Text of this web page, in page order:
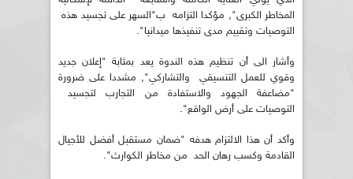
المخاطر الكبرى", مؤكدا التزامه ب"السهر على تجسيد هذه
التوصيات وتقييم مدى تنفيذها ميدانيا".
وأشار الى أن تنظيم هذه الندوة يعد بمثابة "إعلان جديد
وقوي للعمل التنسيقي والتشاركي", مشددا على ضرورة
"مضاعفة الجهود والاستفادة من التجارب لتجسيد
التوصيات على أرض الواقع".
وأكد أن هذا الالتزام هدفه "ضمان مستقبل أفضل للأجيال
القادمة وكسب رهان الحد من مخاطر الكوارث".